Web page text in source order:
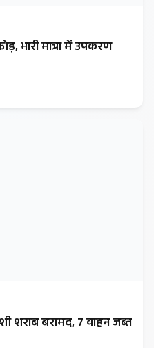
भारी मात्रा में उपकरण
शराब बरामद, 7 वाहन जब्त